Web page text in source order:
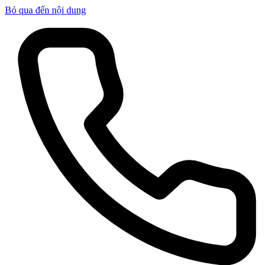
Bỏ qua đến nội dung